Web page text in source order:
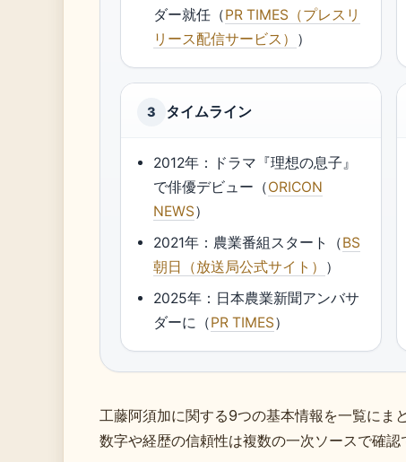
ダー就任（PR TIMES（プレスリ
リース配信サービス） ）
3 タイムライン
2012年：ドラマ『理想の息子』
で俳優デビュー（ORICON
NEWS）
2021年：農業番組スタート（BS
朝日（放送局公式サイト） ）
2025年：日本農業新聞アンバサ
ダーに（PR TIMES）
工藤阿須加に関する9つの基本情報を一覧にまと
数字や経歴の信頼性は複数の一次ソースで確認